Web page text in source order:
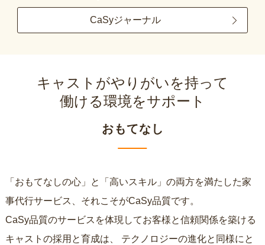
CaSyジャーナル
キャストがやりがいを持って
働ける環境をサポート
おもてなし
「おもてなしの心」と「高いスキル」の両方を満たした家
事代行サービス、それこそがCaSy品質です。
CaSy品質のサービスを体現してお客様と信頼関係を築ける
キャストの採用と育成は、